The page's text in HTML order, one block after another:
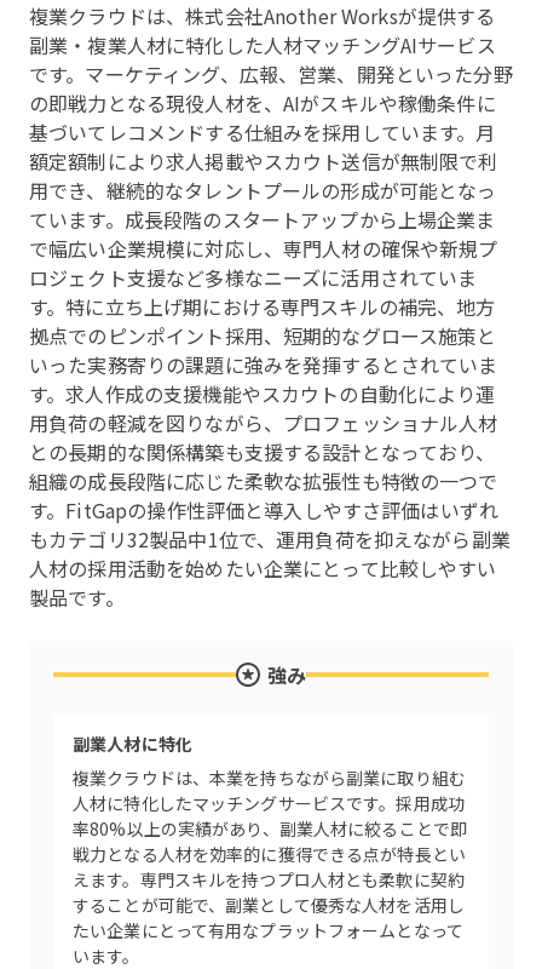
複業クラウドは、株式会社Another Worksが提供する
副業・複業人材に特化した人材マッチングAIサービス
です。マーケティング、広報、営業、開発といった分野
の即戦力となる現役人材を、AIがスキルや稼働条件に
基づいてレコメンドする仕組みを採用しています。月
額定額制により求人掲載やスカウト送信が無制限で利
用でき、継続的なタレントプールの形成が可能となっ
ています。成長段階のスタートアップから上場企業ま
で幅広い企業規模に対応し、専門人材の確保や新規プ
ロジェクト支援など多様なニーズに活用されていま
す。特に立ち上げ期における専門スキルの補完、地方
拠点でのピンポイント採用、短期的なグロース施策と
いった実務寄りの課題に強みを発揮するとされていま
す。求人作成の支援機能やスカウトの自動化により運
用負荷の軽減を図りながら、プロフェッショナル人材
との長期的な関係構築も支援する設計となっており、
組織の成長段階に応じた柔軟な拡張性も特徴の一つで
す。FitGapの操作性評価と導入しやすさ評価はいずれ
もカテゴリ32製品中1位で、運用負荷を抑えながら副業
人材の採用活動を始めたい企業にとって比較しやすい
製品です。
強み
副業人材に特化
複業クラウドは、本業を持ちながら副業に取り組む
人材に特化したマッチングサービスです。採用成功
率80%以上の実績があり、副業人材に絞ることで即
戦力となる人材を効率的に獲得できる点が特長とい
えます。専門スキルを持つプロ人材とも柔軟に契約
することが可能で、副業として優秀な人材を活用し
たい企業にとって有用なプラットフォームとなって
います。